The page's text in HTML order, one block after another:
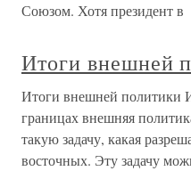
Союзом. Хотя президент в
Итоги внешней
Итоги внешней политики
границах внешняя
такую задачу, какая
восточных. Эту задачу